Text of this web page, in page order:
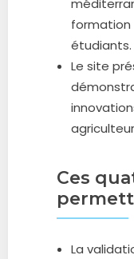
formation
étudiants.
Le site
Ces
La